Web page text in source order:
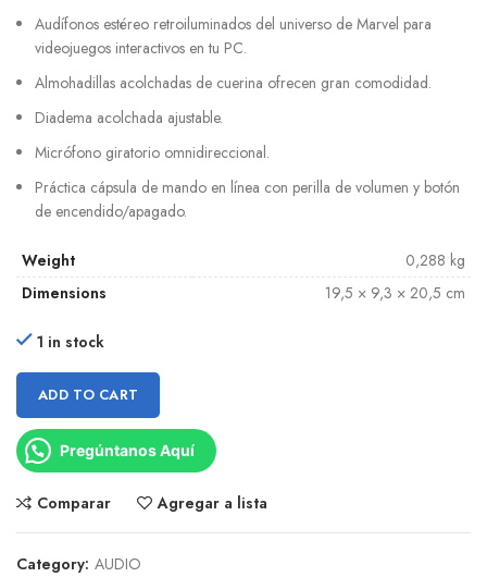
Audífonos estéreo retroiluminados del universo de Marvel para
videojuegos interactivos en tu PC.
Almohadillas acolchadas de cuerina ofrecen gran comodidad.
Diadema acolchada ajustable.
Micrófono giratorio omnidireccional.
Práctica cápsula de mando en línea con perilla de volumen y botón
de encendido/apagado.
Weight
0,288 kg
Dimensions
19,5 × 9,3 × 20,5 cm
1 in stock
ADD TO CART
Pregúntanos Aquí
Comparar Agregar a lista
Category: AUDIO